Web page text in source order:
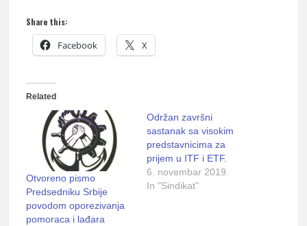
Share this:
Facebook X
Related
Otvoreno pismo
Predsedniku Srbije
povodom oporezivanja
pomoraca i lađara
Održan završni
sastanak sa visokim
predstavnicima za
prijem u ITF i ETF.
6. novembar 2019.
In "Sindikat"